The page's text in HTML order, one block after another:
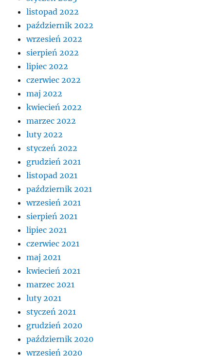
listopad 2022
październik 2022
wrzesień 2022
sierpień 2022
lipiec 2022
czerwiec 2022
maj 2022
kwiecień 2022
marzec 2022
luty 2022
styczeń 2022
grudzień 2021
listopad 2021
październik 2021
wrzesień 2021
sierpień 2021
lipiec 2021
czerwiec 2021
maj 2021
kwiecień 2021
marzec 2021
luty 2021
styczeń 2021
grudzień 2020
październik 2020
wrzesień 2020